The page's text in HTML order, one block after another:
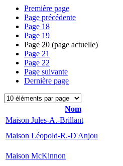
Première page
Page précédente
Page 18
Page 19
Page 20 (page actuelle)
Page 21
Page 22
Page suivante
Dernière page
Nom
Maison Jules-A.-Brillant
Maison Léopold-R.-D'Anjou
Maison McKinnon